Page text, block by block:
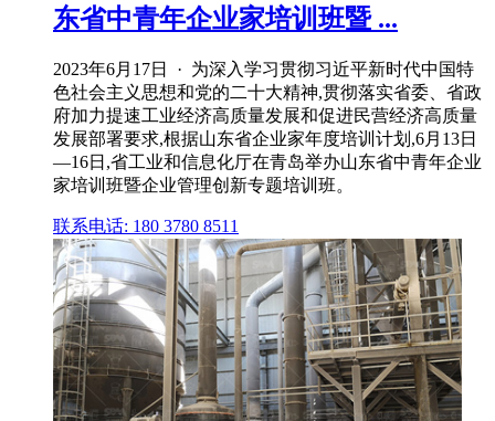
东省中青年企业家培训班暨 ...
2023年6月17日 · 为深入学习贯彻习近平新时代中国特
色社会主义思想和党的二十大精神,贯彻落实省委、省政
府加力提速工业经济高质量发展和促进民营经济高质量
发展部署要求,根据山东省企业家年度培训计划,6月13日
—16日,省工业和信息化厅在青岛举办山东省中青年企业
家培训班暨企业管理创新专题培训班。
联系电话: 180 3780 8511